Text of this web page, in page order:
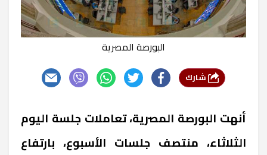
البورصة المصرية
أنهت البورصة المصرية، تعاملات جلسة اليوم
الثلاثاء، منتصف جلسات الأسبوع، بارتفاع